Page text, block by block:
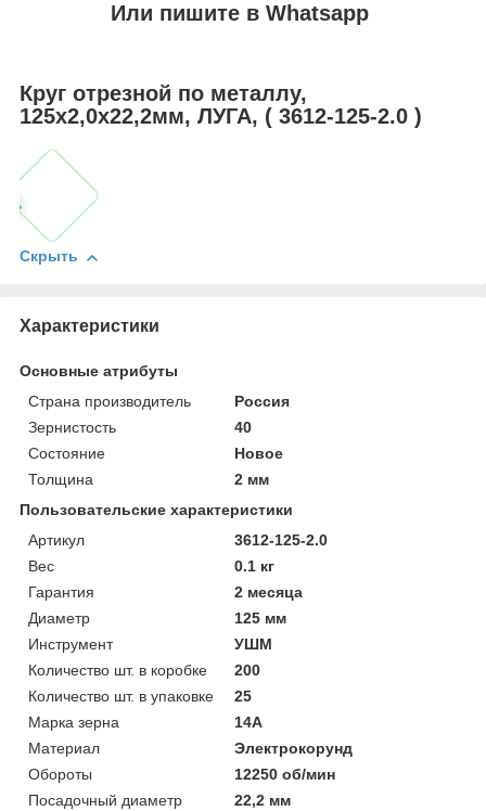
Или пишите в Whatsapp
Круг отрезной по металлу,
125x2,0x22,2мм, ЛУГА, ( 3612-125-2.0 )
Скрыть
Характеристики
Основные атрибуты
Страна производитель
Россия
Зернистость
40
Состояние
Новое
Толщина
2 мм
Пользовательские характеристики
Артикул
3612-125-2.0
Вес
0.1 кг
Гарантия
2 месяца
Диаметр
125 мм
Инструмент
УШМ
Количество шт. в коробке
200
Количество шт. в упаковке
25
Марка зерна
14A
Материал
Электрокорунд
Обороты
12250 об/мин
Посадочный диаметр
22,2 мм